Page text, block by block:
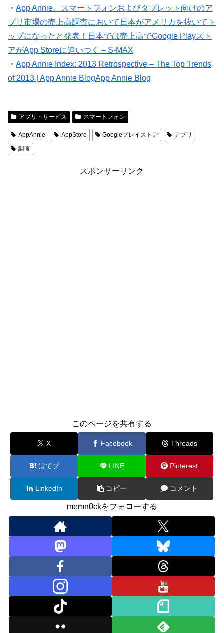
・ App Annie、スマートフォンおよびタブレット向けのア
プリ市場の売上高調査において日本がアメリカを抜いてト
ップになったと発表！日本では売上高でGoogle Playスト
アがApp Storeに追いつく – S-MAX
・ App Annie Index: 2013 Retrospective – The Top Trends
of 2013 | App Annie BlogApp Annie Blog
アプリ・サービス スマートフォン
AppAnnie AppStore Googleプレイストア
アプリ
調査
スポンサーリンク
このページを共有する
X Facebook Threads
はてブ LINE Pinterest
LinkedIn コピー コメント
memn0ckをフォローする